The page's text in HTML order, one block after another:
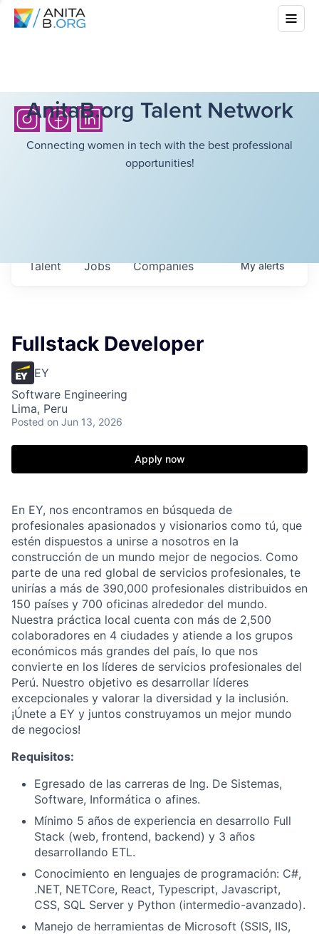
AnitaB.org Talent Network
Connecting women in tech with the best professional
opportunities!
Jobs Companies
Talent Myalerts
Fullstack Developer
EY
Software Engineering
Lima, Peru
Posted on Jun 13, 2026
Apply now
En EY, nos encontramos en búsqueda de
profesionales apasionados y visionarios como tú, que
estén dispuestos a unirse a nosotros en la
construcción de un mundo mejor de negocios. Como
parte de una red global de servicios profesionales, te
unirías a más de 390,000 profesionales distribuidos en
150 países y 700 oficinas alrededor del mundo.
Nuestra práctica local cuenta con más de 2,500
colaboradores en 4 ciudades y atiende a los grupos
económicos más grandes del país, lo que nos
convierte en los líderes de servicios profesionales del
Perú. Nuestro objetivo es desarrollar líderes
excepcionales y valorar la diversidad y la inclusión.
¡Únete a EY y juntos construyamos un mejor mundo
de negocios!
Requisitos:
Egresado de las carreras de Ing. De Sistemas,
Software, Informática o afines.
Mínimo 5 años de experiencia en desarrollo Full
Stack (web, frontend, backend) y 3 años
desarrollando ETL.
Conocimiento en lenguajes de programación: C#,
.NET, NETCore, React, Typescript, Javascript,
CSS, SQL Server y Python (intermedio-avanzado).
Manejo de herramientas de Microsoft (SSIS, IIS,